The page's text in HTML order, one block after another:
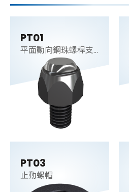
PT01
平面動向鋼珠螺桿支
PT03
止動螺帽